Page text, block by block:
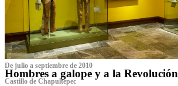
De julio a septiembre de 2010
Hombres a galope y a la Revolución
Castillo de Chapultepec